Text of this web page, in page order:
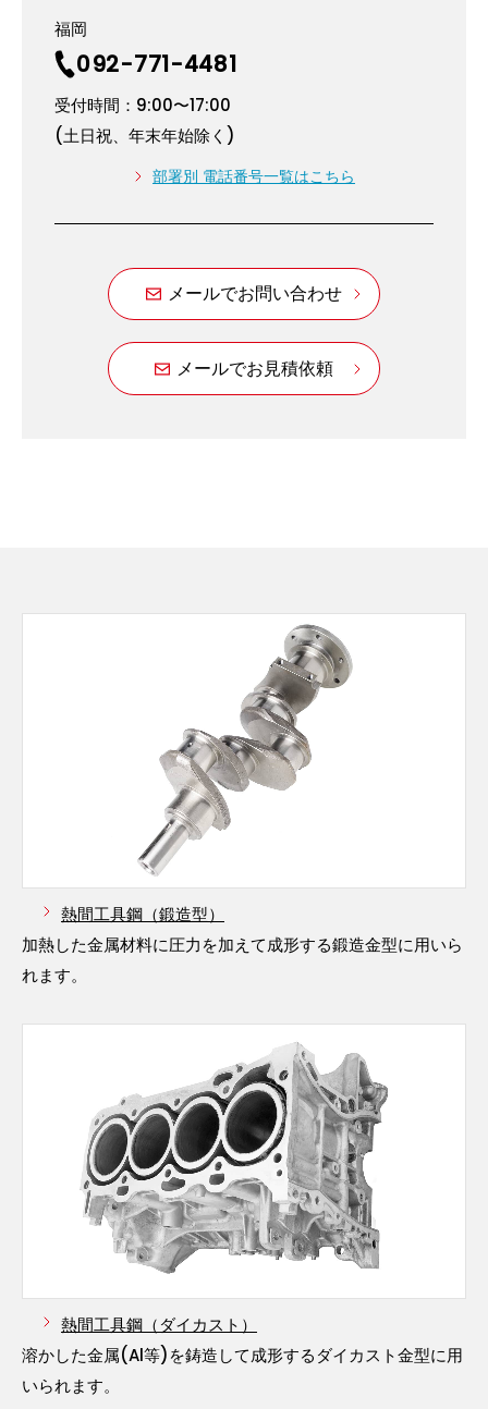
福岡
092-771-4481
受付時間：9:00〜17:00
(土日祝、年末年始除く)
部署別 電話番号一覧はこちら
メールでお問い合わせ
メールでお見積依頼
熱間工具鋼（鍛造型）
加熱した金属材料に圧力を加えて成形する鍛造金型に用いら
れます。
熱間工具鋼（ダイカスト）
溶かした金属(Al等)を鋳造して成形するダイカスト金型に用
いられます。